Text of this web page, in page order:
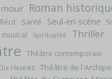
Roman
Récit Santé Seul-en-scène
Spiritualité Thriller
Théâtre contemporain
Heures Théâtre de l'Archipel